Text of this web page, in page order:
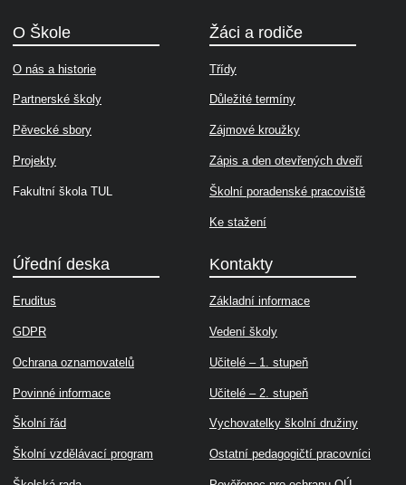
O Škole
O nás a historie
Partnerské školy
Pěvecké sbory
Projekty
Fakultní škola TUL
Žáci a rodiče
Třídy
Důležité termíny
Zájmové kroužky
Zápis a den otevřených dveří
Školní poradenské pracoviště
Ke stažení
Úřední deska
Eruditus
GDPR
Ochrana oznamovatelů
Povinné informace
Školní řád
Školní vzdělávací program
Kontakty
Základní informace
Vedení školy
Učitelé – 1. stupeň
Učitelé – 2. stupeň
Vychovatelky školní družiny
Ostatní pedagogičtí pracovníci